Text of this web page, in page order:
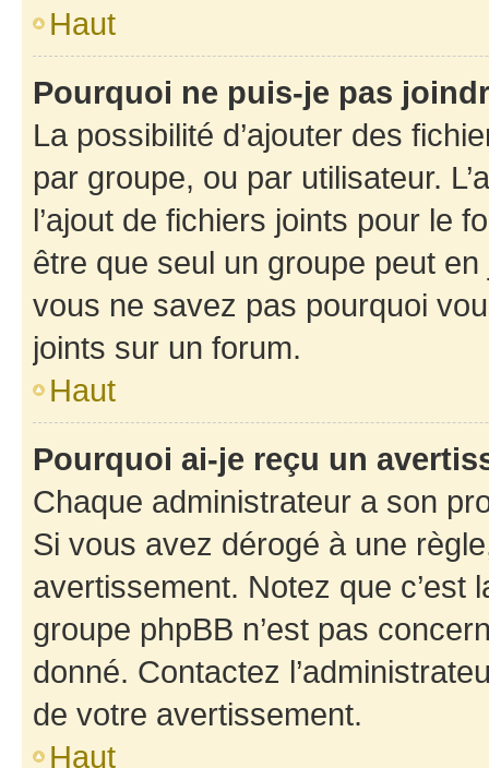
Haut
Pourquoi ne puis-je pas
La possibilité d’ajouter des
par groupe, ou par utilisateur.
l’ajout de fichiers joints pour le
être que seul un groupe peut
vous ne savez pas pourquoi
joints sur un forum.
Haut
Pourquoi ai-je reçu un
Chaque administrateur a son
Si vous avez dérogé à une
avertissement. Notez que c’est
groupe phpBB n’est pas
donné. Contactez
de votre avertissement.
Haut